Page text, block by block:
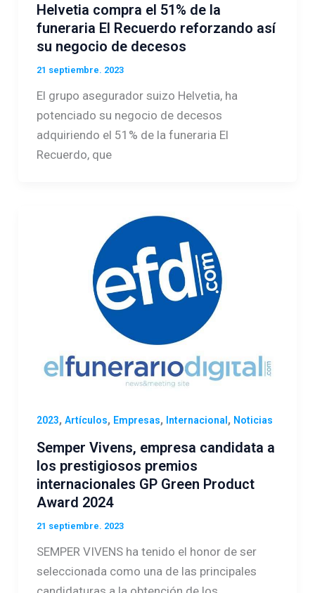
Helvetia compra el 51% de la
funeraria El Recuerdo reforzando así
su negocio de decesos
21 septiembre. 2023
El grupo asegurador suizo Helvetia, ha
potenciado su negocio de decesos
adquiriendo el 51% de la funeraria El
Recuerdo, que
2023, Artículos, Empresas, Internacional , Noticias
Semper Vivens, empresa candidata a
los prestigiosos premios
internacionales GP Green Product
Award 2024
21 septiembre. 2023
SEMPER VIVENS ha tenido el honor de ser
seleccionada como una de las principales